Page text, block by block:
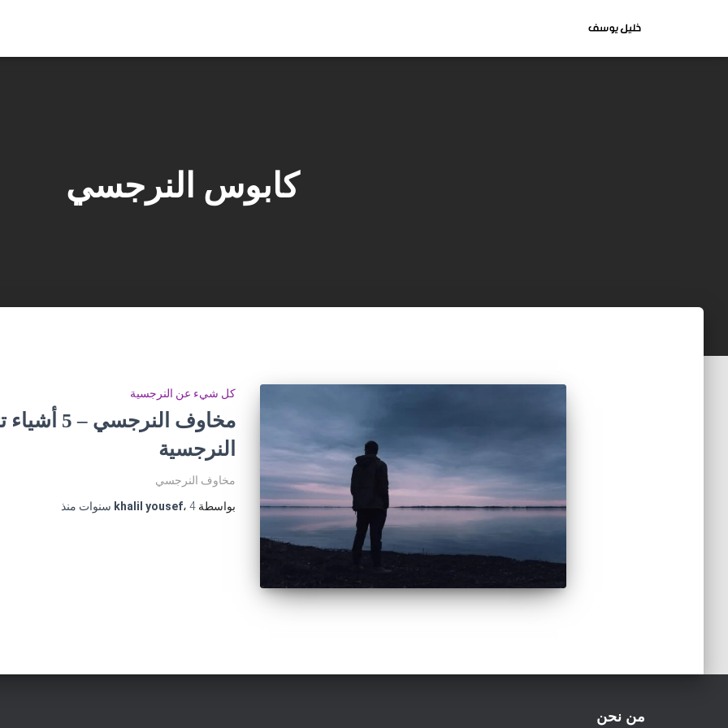
كابوس النرجسي
كل شيء عن النرجسية
مخاوف
النرجسية
مخاوف النرجسي
بواسطة
khalil yousef،4 سنوات منذ
من نحن